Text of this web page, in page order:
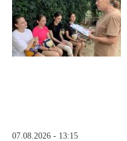
07.08.2026 - 13:15